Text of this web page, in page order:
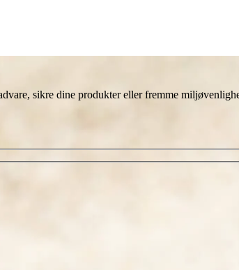
sikre dine produkter eller fremme